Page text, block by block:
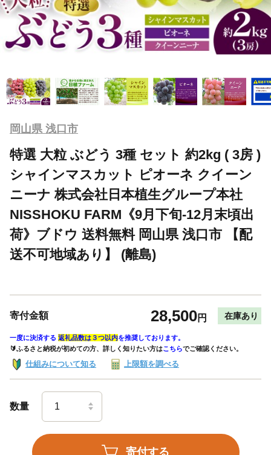
岡山県 浅口市
特選 大粒 ぶどう 3種 セット 約2kg ( 3房 )
シャインマスカット ピオーネ クイーン
ニーナ 株式会社日本植生グループ本社
NISSHOKU FARM《9月下旬-12月末頃出
荷》ブドウ 送料無料 岡山県 浅口市 【配
送不可地域あり】 (離島)
寄付金額 28,500円 在庫あり
一度に決済する 返礼品数は３つ以内を推奨しております。
🔰ふるさと納税が初めての方、詳しく知りたい方はこちらでご確認ください。
仕組みについて知る 上限額を調べる
数量
寄付する